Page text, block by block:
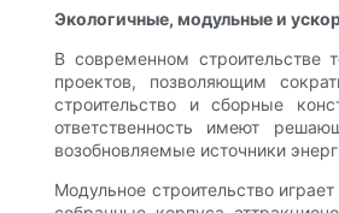
Экологичные, модульные и
В современном строительстве
проектов, позволяющим
строительство и сборные
ответственность имеют
возобновляемые источники
Модульное строительство